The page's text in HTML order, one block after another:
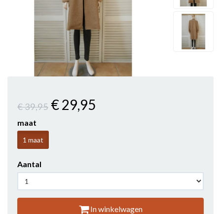
€ 39,95 € 29,95
maat
1 maat
Aantal
In winkelwagen